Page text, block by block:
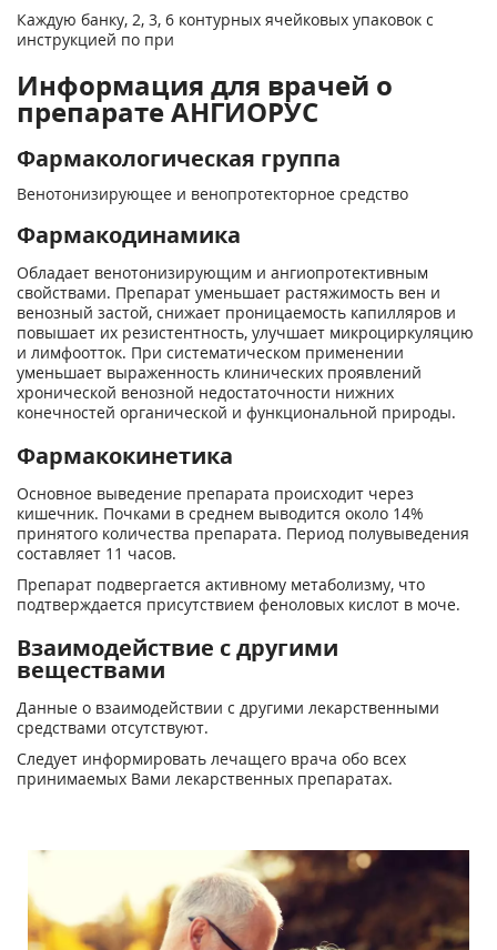
Каждую банку, 2, 3, 6 контурных ячейковых упаковок с
инструкцией по при
Информация для врачей о
препарате АНГИОРУС
Фармакологическая группа
Венотонизирующее и венопротекторное средство
Фармакодинамика
Обладает венотонизирующим и ангиопротективным
свойствами. Препарат уменьшает растяжимость вен и
венозный застой, снижает проницаемость капилляров и
повышает их резистентность, улучшает микроциркуляцию
и лимфоотток. При систематическом применении
уменьшает выраженность клинических проявлений
хронической венозной недостаточности нижних
конечностей органической и функциональной природы.
Фармакокинетика
Основное выведение препарата происходит через
кишечник. Почками в среднем выводится около 14%
принятого количества препарата. Период полувыведения
составляет 11 часов.
Препарат подвергается активному метаболизму, что
подтверждается присутствием феноловых кислот в моче.
Взаимодействие с другими
веществами
Данные о взаимодействии с другими лекарственными
средствами отсутствуют.
Следует информировать лечащего врача обо всех
принимаемых Вами лекарственных препаратах.